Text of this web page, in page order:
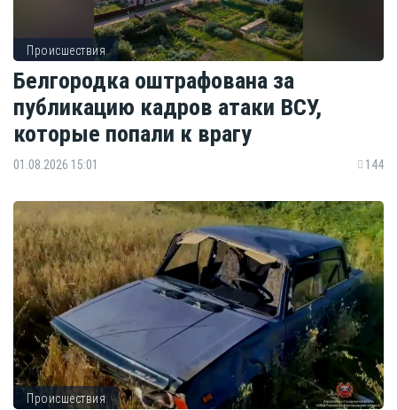
Происшествия
Белгородка оштрафована за
публикацию кадров атаки ВСУ,
которые попали к врагу
01.08.2026 15:01 144
Происшествия